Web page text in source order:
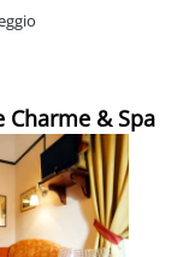
Charme & Spa